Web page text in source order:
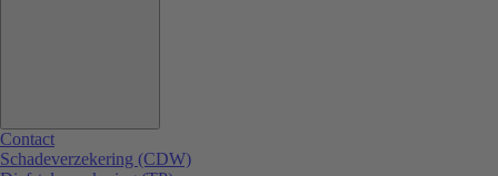
Contact
Schadeverzekering (CDW)